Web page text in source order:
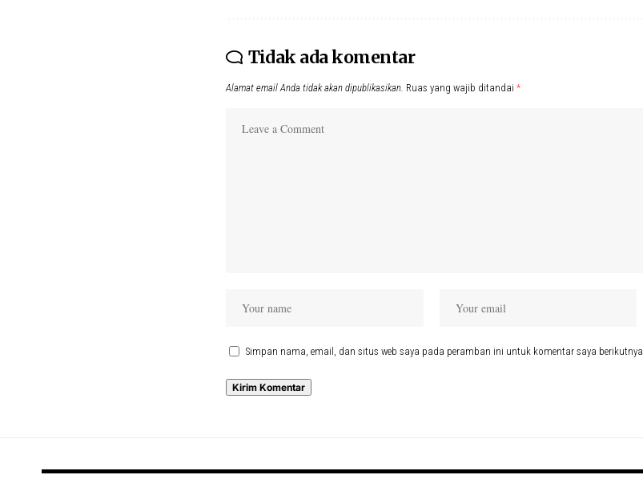
Tidak ada komentar
Alamat email Anda tidak akan dipublikasikan. Ruas yang wajib ditandai *
Simpan nama, email, dan situs web saya pada peramban ini untuk komentar saya berikutnya.